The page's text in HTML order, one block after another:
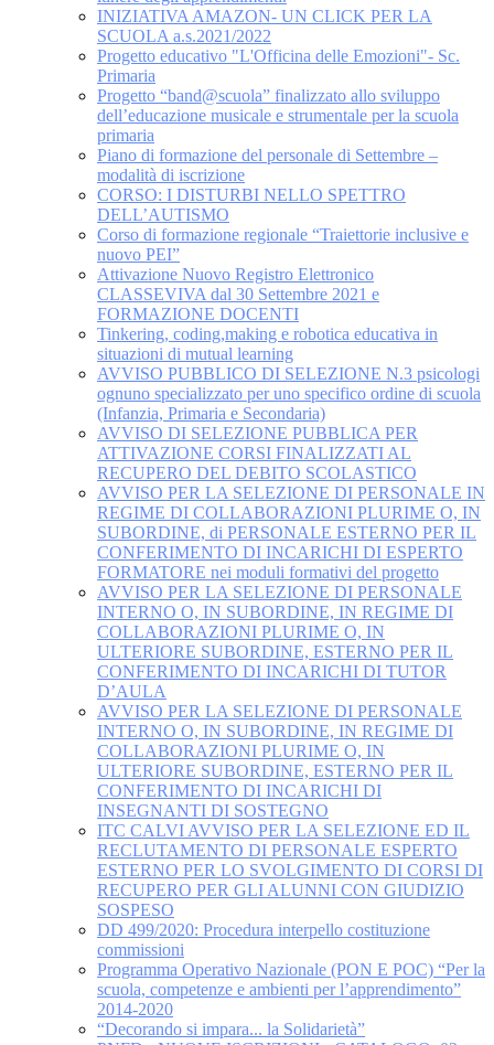
INIZIATIVA AMAZON- UN CLICK PER LA
SCUOLA a.s.2021/2022
Progetto educativo "L'Officina delle Emozioni"- Sc.
Primaria
Progetto “band@scuola” finalizzato allo sviluppo
dell’educazione musicale e strumentale per la scuola
primaria
Piano di formazione del personale di Settembre –
modalità di iscrizione
CORSO: I DISTURBI NELLO SPETTRO
DELL’AUTISMO
Corso di formazione regionale “Traiettorie inclusive e
nuovo PEI”
Attivazione Nuovo Registro Elettronico
CLASSEVIVA dal 30 Settembre 2021 e
FORMAZIONE DOCENTI
Tinkering, coding,making e robotica educativa in
situazioni di mutual learning
AVVISO PUBBLICO DI SELEZIONE N.3 psicologi
ognuno specializzato per uno specifico ordine di scuola
(Infanzia, Primaria e Secondaria)
AVVISO DI SELEZIONE PUBBLICA PER
ATTIVAZIONE CORSI FINALIZZATI AL
RECUPERO DEL DEBITO SCOLASTICO
AVVISO PER LA SELEZIONE DI PERSONALE IN
REGIME DI COLLABORAZIONI PLURIME O, IN
SUBORDINE, di PERSONALE ESTERNO PER IL
CONFERIMENTO DI INCARICHI DI ESPERTO
FORMATORE nei moduli formativi del progetto
AVVISO PER LA SELEZIONE DI PERSONALE
INTERNO O, IN SUBORDINE, IN REGIME DI
COLLABORAZIONI PLURIME O, IN
ULTERIORE SUBORDINE, ESTERNO PER IL
CONFERIMENTO DI INCARICHI DI TUTOR
D’AULA
AVVISO PER LA SELEZIONE DI PERSONALE
INTERNO O, IN SUBORDINE, IN REGIME DI
COLLABORAZIONI PLURIME O, IN
ULTERIORE SUBORDINE, ESTERNO PER IL
CONFERIMENTO DI INCARICHI DI
INSEGNANTI DI SOSTEGNO
ITC CALVI AVVISO PER LA SELEZIONE ED IL
RECLUTAMENTO DI PERSONALE ESPERTO
ESTERNO PER LO SVOLGIMENTO DI CORSI DI
RECUPERO PER GLI ALUNNI CON GIUDIZIO
SOSPESO
DD 499/2020: Procedura interpello costituzione
commissioni
Programma Operativo Nazionale (PON E POC) “Per la
scuola, competenze e ambienti per l’apprendimento”
2014-2020
“Decorando si impara... la Solidarietà”